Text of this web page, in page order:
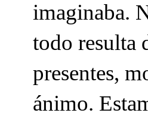
imaginaba.
todo resulta
presentes,
ánimo.